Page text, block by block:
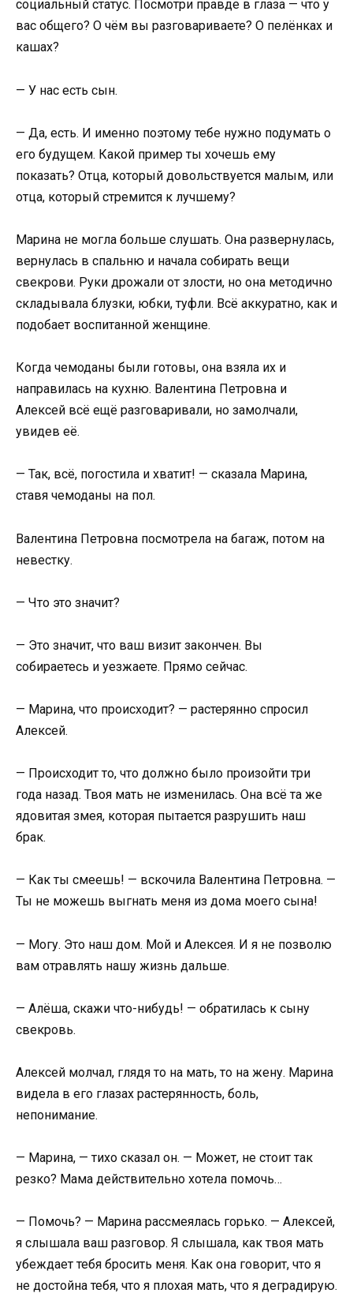
социальный статус. Посмотри правде в глаза — что у
вас общего? О чём вы разговариваете? О пелёнках и
кашах?
— У нас есть сын.
— Да, есть. И именно поэтому тебе нужно подумать о
его будущем. Какой пример ты хочешь ему
показать? Отца, который довольствуется малым, или
отца, который стремится к лучшему?
Марина не могла больше слушать. Она развернулась,
вернулась в спальню и начала собирать вещи
свекрови. Руки дрожали от злости, но она методично
складывала блузки, юбки, туфли. Всё аккуратно, как и
подобает воспитанной женщине.
Когда чемоданы были готовы, она взяла их и
направилась на кухню. Валентина Петровна и
Алексей всё ещё разговаривали, но замолчали,
увидев её.
— Так, всё, погостила и хватит! — сказала Марина,
ставя чемоданы на пол.
Валентина Петровна посмотрела на багаж, потом на
невестку.
— Что это значит?
— Это значит, что ваш визит закончен. Вы
собираетесь и уезжаете. Прямо сейчас.
— Марина, что происходит? — растерянно спросил
Алексей.
— Происходит то, что должно было произойти три
года назад. Твоя мать не изменилась. Она всё та же
ядовитая змея, которая пытается разрушить наш
брак.
— Как ты смеешь! — вскочила Валентина Петровна. —
Ты не можешь выгнать меня из дома моего сына!
— Могу. Это наш дом. Мой и Алексея. И я не позволю
вам отравлять нашу жизнь дальше.
— Алёша, скажи что-нибудь! — обратилась к сыну
свекровь.
Алексей молчал, глядя то на мать, то на жену. Марина
видела в его глазах растерянность, боль,
непонимание.
— Марина, — тихо сказал он. — Может, не стоит так
резко? Мама действительно хотела помочь…
— Помочь? — Марина рассмеялась горько. — Алексей,
я слышала ваш разговор. Я слышала, как твоя мать
убеждает тебя бросить меня. Как она говорит, что я
не достойна тебя, что я плохая мать, что я деградирую.